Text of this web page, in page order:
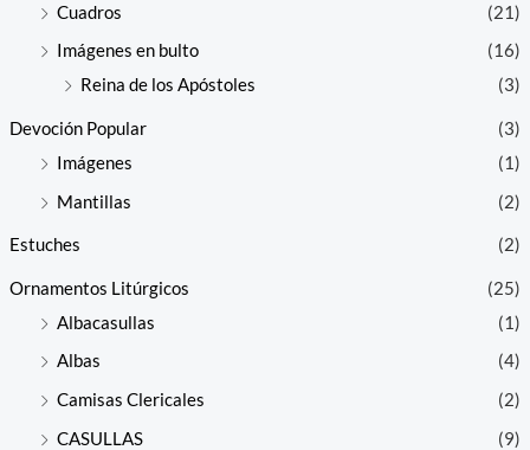
Cuadros
(21)
Imágenes en bulto
(16)
Reina de los Apóstoles
(3)
Devoción Popular
(3)
Imágenes
(1)
Mantillas
(2)
Estuches (2)
Ornamentos Litúrgicos
(25)
Albacasullas
(1)
Albas
(4)
Camisas Clericales
(2)
CASULLAS
(9)